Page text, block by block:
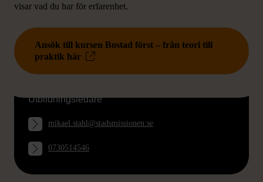
visar vad du har för erfarenhet.
Ansök till kursen Bostad först – från teori till
praktik här
Utbildningsledare
mikael.stahl@stadsmissionen.se
0730514546